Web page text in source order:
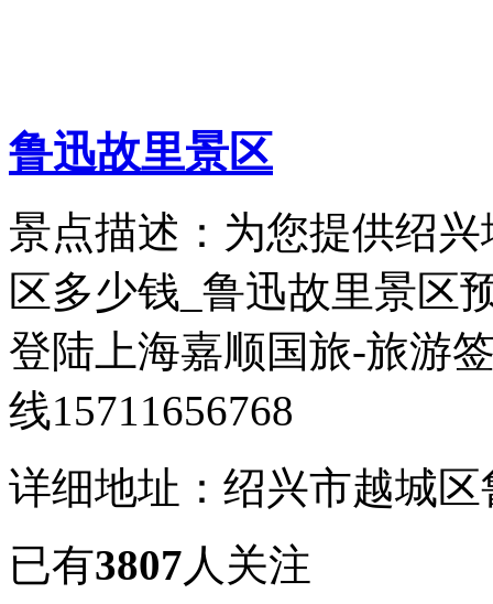
鲁迅故里景区
景点描述：为您提供绍
区多少钱_鲁迅故里景区
登陆上海嘉顺国旅-旅游
线15711656768
详细地址：绍兴市越城区
已有3807人关注